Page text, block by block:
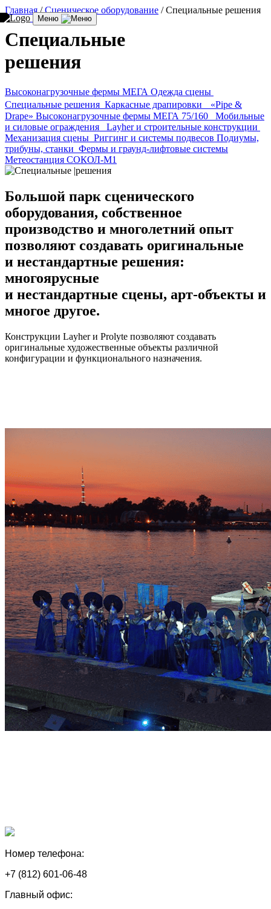
Меню
Главная / Сценическое оборудование / Специальные решения
Специальные
решения
Высоконагрузочные фермы МЕГА Одежда сцены
Специальные решения Каркасные драпировки «Pipe &
Drape» Высоконагрузочные фермы МЕГА 75/160 Мобильные
и силовые ограждения Layher и строительные конструкции
Механизация сцены Риггинг и системы подвесов Подиумы,
трибуны, станки Фермы и граунд-лифтовые системы
Метеостанция СОКОЛ-М1
Большой парк сценического
оборудования, собственное
производство и многолетний опыт
позволяют создавать оригинальные
и нестандартные решения:
многоярусные
и нестандартные сцены, арт-объекты и
многое другое.
Конструкции Layher и Prolyte позволяют создавать
оригинальные художественные объекты различной
конфигурации и функционального назначения.
Номер телефона:
+7 (812) 601-06-48
Главный офис: